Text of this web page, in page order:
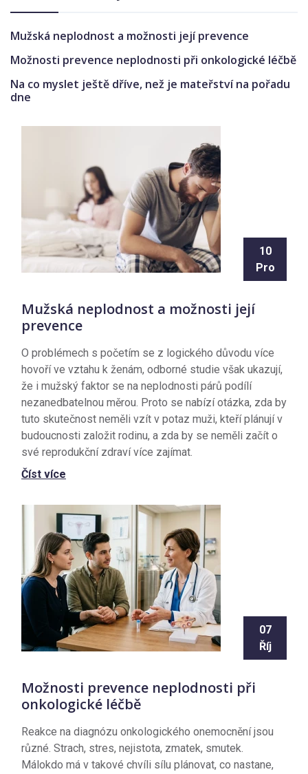
Mužská neplodnost a možnosti její prevence
Možnosti prevence neplodnosti při onkologické léčbě
Na co myslet ještě dříve, než je mateřství na pořadu
dne
10
Pro
Mužská neplodnost a možnosti její
prevence
O problémech s početím se z logického důvodu více
hovoří ve vztahu k ženám, odborné studie však ukazují,
že i mužský faktor se na neplodnosti párů podílí
nezanedbatelnou měrou. Proto se nabízí otázka, zda by
tuto skutečnost neměli vzít v potaz muži, kteří plánují v
budoucnosti založit rodinu, a zda by se neměli začít o
své reprodukční zdraví více zajímat.
Číst více
07
Říj
Možnosti prevence neplodnosti při
onkologické léčbě
Reakce na diagnózu onkologického onemocnění jsou
různé. Strach, stres, nejistota, zmatek, smutek.
Málokdo má v takové chvíli sílu plánovat, co nastane,